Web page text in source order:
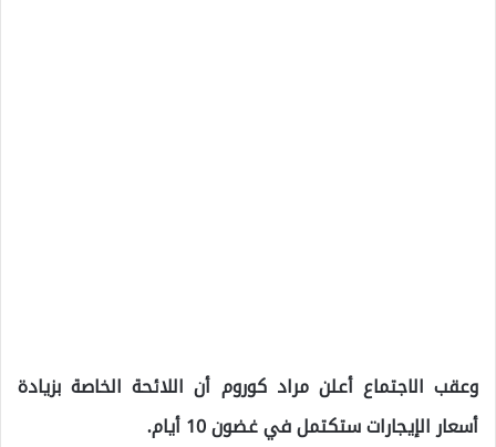
وعقب الاجتماع أعلن مراد كوروم أن اللائحة الخاصة بزيادة
أسعار الإيجارات ستكتمل في غضون 10 أيام.